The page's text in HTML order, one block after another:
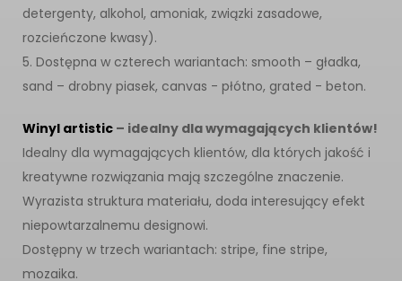
detergenty, alkohol, amoniak, związki zasadowe,
rozcieńczone kwasy).
5. Dostępna w czterech wariantach: smooth – gładka,
sand – drobny piasek, canvas - płótno, grated - beton.
Winyl artistic – idealny dla wymagających klientów!
Idealny dla wymagających klientów, dla których jakość i
kreatywne rozwiązania mają szczególne znaczenie.
Wyrazista struktura materiału, doda interesujący efekt
niepowtarzalnemu designowi.
Dostępny w trzech wariantach: stripe, fine stripe,
mozaika.